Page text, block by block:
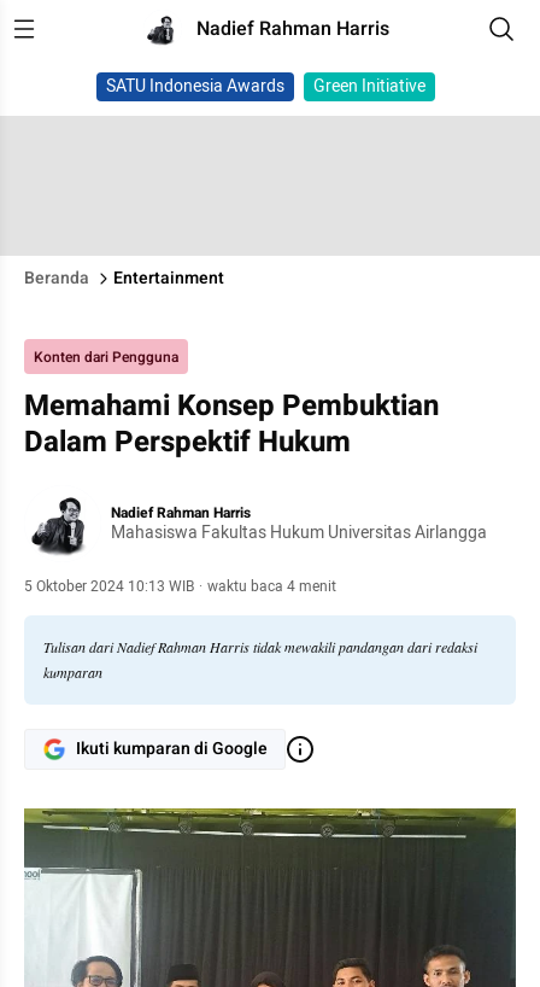
Nadief Rahman Harris
SATU Indonesia Awards Green Initiative
Beranda Entertainment
Konten dari Pengguna
Memahami Konsep Pembuktian
Dalam Perspektif Hukum
Nadief Rahman Harris
Mahasiswa Fakultas Hukum Universitas Airlangga
5 Oktober 2024 10:13 WIB · waktu baca 4 menit
Tulisan dari Nadief Rahman Harris tidak mewakili pandangan dari redaksi
kumparan
Ikuti kumparan di Google